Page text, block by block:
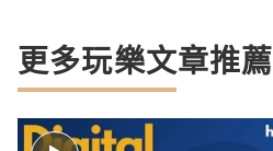
更多玩樂文章推薦